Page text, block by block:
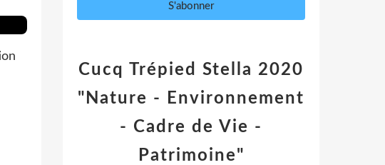
Cucq Trépied Stella 2020
"Nature - Environnement
- Cadre de Vie -
Patrimoine"